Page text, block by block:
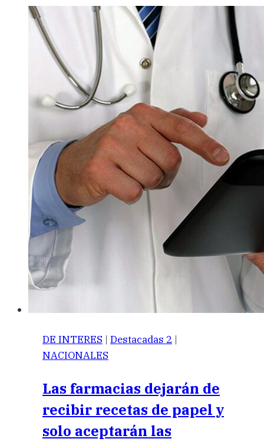
DE INTERES | Destacadas 2 |
NACIONALES
Las farmacias dejarán de
recibir recetas de papel y
solo aceptarán las